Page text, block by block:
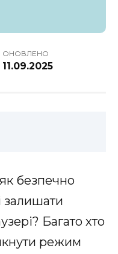
ОНОВЛЕНО
11.09.2025
безпечно
залишати
Багато хто
режим